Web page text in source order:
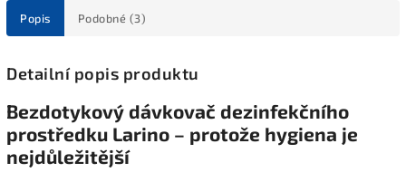
Popis Podobné (3)
Detailní popis produktu
Bezdotykový dávkovač dezinfekčního
prostředku Larino – protože hygiena je
nejdůležitější